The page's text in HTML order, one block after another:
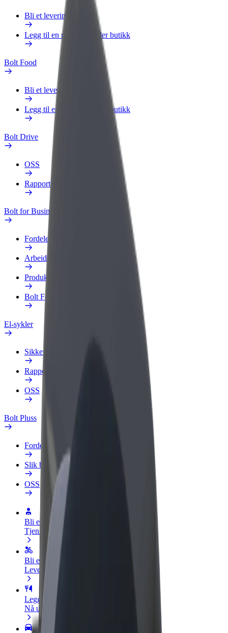
Bli et leveringsbud
Legg til en restaurant eller butikk
Bolt Food
Bli et leveringsbud
Legg til en restaurant eller butikk
Bolt Drive
OSS
Rapporter et kjøretøy
Bolt for Business
Fordeler
Arbeidsprofil
Produkter
Bolt Food for bedrifter
El-sykler
Sikkerhetslab
Rapporter et problem
OSS
Bolt Pluss
Fordeler
Slik blir du med
OSS
Bli en sjåfør
Tjen penger på egne vilkår
Bli et leveringsbud
Lever mat og få betalt ukentlig
Legg til en restaurant eller butikk
Nå ut til flere kunder og øk inntjeningen